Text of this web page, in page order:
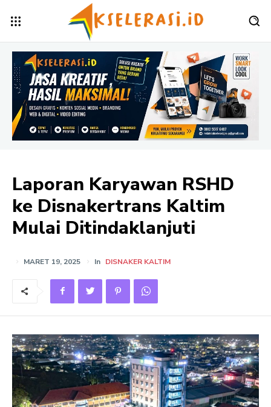
Laporan Karyawan RSHD
ke Disnakertrans Kaltim
Mulai Ditindaklanjuti
MARET 19, 2025 In DISNAKER KALTIM